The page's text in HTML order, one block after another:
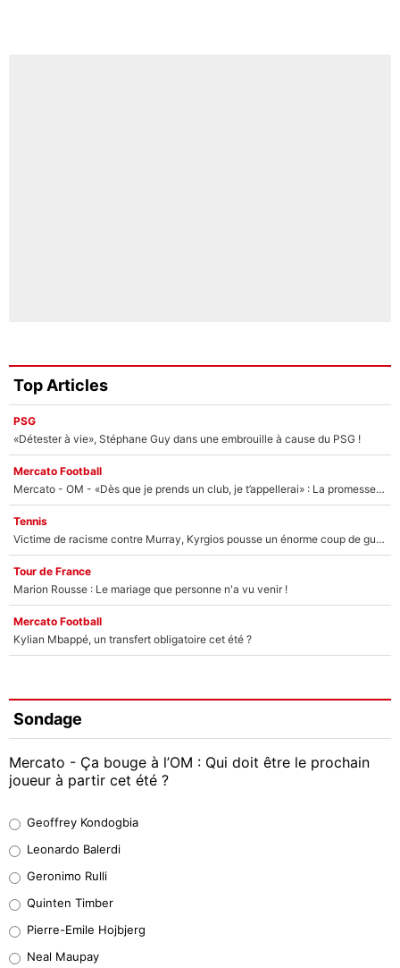
Top Articles
PSG
«Détester à vie», Stéphane Guy dans une embrouille à cause du PSG !
Mercato Football
Mercato - OM - «Dès que je prends un club, je t’appellerai» : La promesse de Marcelino au moment de claquer la porte
Tennis
Victime de racisme contre Murray, Kyrgios pousse un énorme coup de gueule !
Tour de France
Marion Rousse : Le mariage que personne n'a vu venir !
Mercato Football
Kylian Mbappé, un transfert obligatoire cet été ?
Sondage
Mercato - Ça bouge à l’OM : Qui doit être le prochain
joueur à partir cet été ?
38%
32%
5%
Geoffrey Kondogbia
Leonardo Balerdi
Geronimo Rulli
Quinten Timber
Pierre-Emile Hojbjerg
Neal Maupay